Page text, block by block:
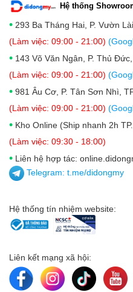
Hệ thống
• 293 Ba Tháng Hai, P. Vườn
(Làm việc: 09:00 - 21:00)
• 143 Võ Văn Ngân, P. Thủ Đức,
(Làm việc: 09:00 - 21:00)
• 981 Âu Cơ, P. Tân Sơn Nhì,
(Làm việc: 09:00 - 21:00)
• Kho Online (Ship nhanh 2h
(Làm việc: 09:30 - 18:00)
• Liên hệ hợp tác:
Telegram: t.me/didongmy
Hệ thống tín nhiệm website:
Liên kết mạng xã hội: